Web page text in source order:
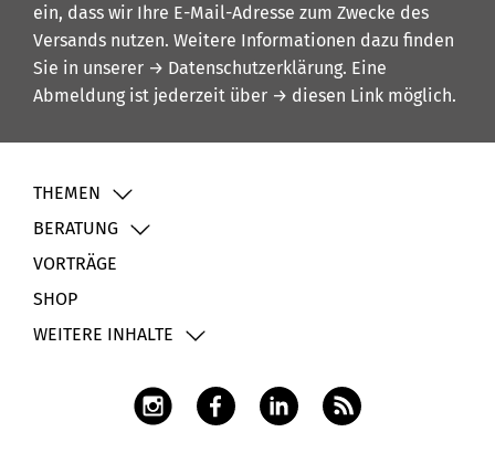
ein, dass wir Ihre E-Mail-Adresse zum Zwecke des
Versands nutzen. Weitere Informationen dazu finden
Sie in unserer → Datenschutzerklärung. Eine
Abmeldung ist jederzeit über → diesen Link möglich.
THEMEN
BERATUNG
VORTRÄGE
SHOP
WEITERE INHALTE